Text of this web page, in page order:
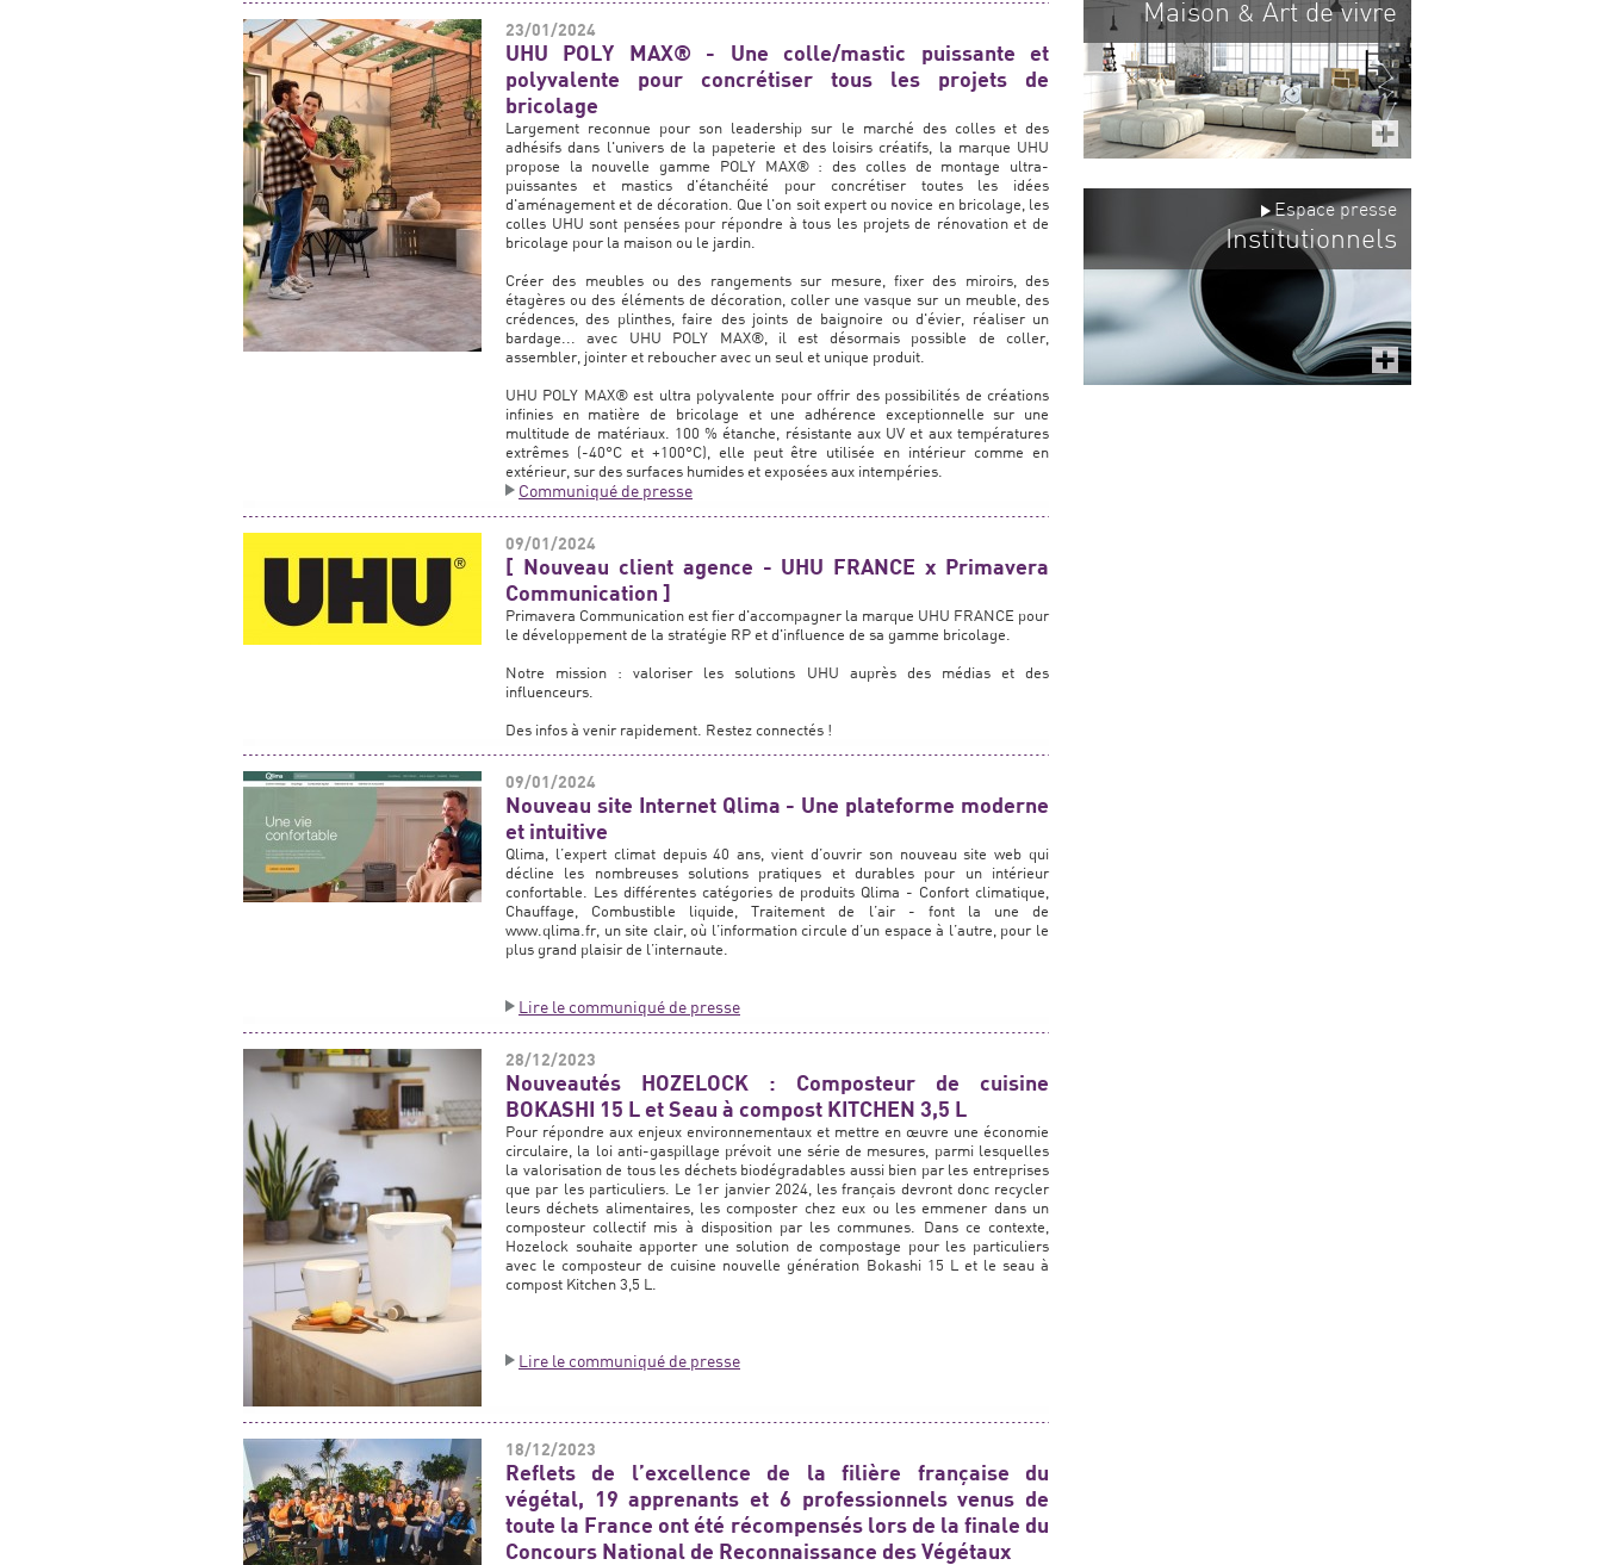
23/01/2024
UHU POLY MAX® - Une colle/mastic puissante et
polyvalente pour concrétiser tous les projets de
bricolage
Largement reconnue pour son leadership sur le marché des colles et des
adhésifs dans l'univers de la papeterie et des loisirs créatifs, la marque UHU
propose la nouvelle gamme POLY MAX® : des colles de montage ultra-
puissantes et mastics d'étanchéité pour concrétiser toutes les idées
d'aménagement et de décoration. Que l'on soit expert ou novice en bricolage, les
colles UHU sont pensées pour répondre à tous les projets de rénovation et de
bricolage pour la maison ou le jardin.
Créer des meubles ou des rangements sur mesure, fixer des miroirs, des
étagères ou des éléments de décoration, coller une vasque sur un meuble, des
crédences, des plinthes, faire des joints de baignoire ou d'évier, réaliser un
bardage... avec UHU POLY MAX®, il est désormais possible de coller,
assembler, jointer et reboucher avec un seul et unique produit.
UHU POLY MAX® est ultra polyvalente pour offrir des possibilités de créations
infinies en matière de bricolage et une adhérence exceptionnelle sur une
multitude de matériaux. 100 % étanche, résistante aux UV et aux températures
extrêmes (-40°C et +100°C), elle peut être utilisée en intérieur comme en
extérieur, sur des surfaces humides et exposées aux intempéries.
Communiqué de presse
09/01/2024
[ Nouveau client agence - UHU FRANCE x Primavera
Communication ]
Primavera Communication est fier d'accompagner la marque UHU FRANCE pour
le développement de la stratégie RP et d'influence de sa gamme bricolage.
Notre mission : valoriser les solutions UHU auprès des médias et des
influenceurs.
Des infos à venir rapidement. Restez connectés !
09/01/2024
Nouveau site Internet Qlima - Une plateforme moderne
et intuitive
Qlima, l’expert climat depuis 40 ans, vient d’ouvrir son nouveau site web qui
décline les nombreuses solutions pratiques et durables pour un intérieur
confortable. Les différentes catégories de produits Qlima - Confort climatique,
Chauffage, Combustible liquide, Traitement de l’air - font la une de
www.qlima.fr, un site clair, où l’information circule d’un espace à l’autre, pour le
plus grand plaisir de l’internaute.
Lire le communiqué de presse
28/12/2023
Nouveautés HOZELOCK : Composteur de cuisine
BOKASHI 15 L et Seau à compost KITCHEN 3,5 L
Pour répondre aux enjeux environnementaux et mettre en œuvre une économie
circulaire, la loi anti-gaspillage prévoit une série de mesures, parmi lesquelles
la valorisation de tous les déchets biodégradables aussi bien par les entreprises
que par les particuliers. Le 1er janvier 2024, les français devront donc recycler
leurs déchets alimentaires, les composter chez eux ou les emmener dans un
composteur collectif mis à disposition par les communes. Dans ce contexte,
Hozelock souhaite apporter une solution de compostage pour les particuliers
avec le composteur de cuisine nouvelle génération Bokashi 15 L et le seau à
compost Kitchen 3,5 L.
Lire le communiqué de presse
18/12/2023
Reflets de l’excellence de la filière française du
végétal, 19 apprenants et 6 professionnels venus de
toute la France ont été récompensés lors de la finale du
Concours National de Reconnaissance des Végétaux
Maison & Art de vivre
Espace presse
Institutionnels